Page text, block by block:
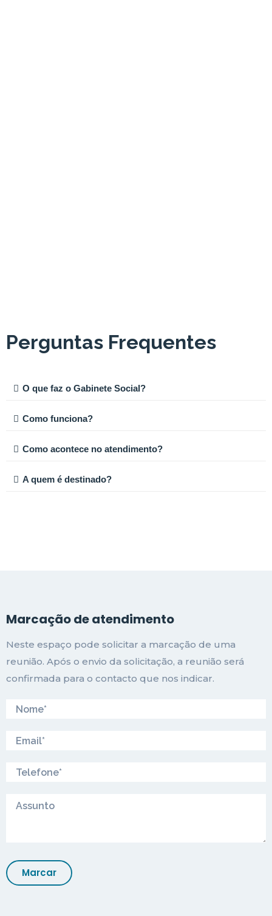
Perguntas Frequentes
O que faz o Gabinete Social?
Como funciona?
Como acontece no atendimento?
A quem é destinado?
Marcação de atendimento
Neste espaço pode solicitar a marcação de uma
reunião. Após o envio da solicitação, a reunião será
confirmada para o contacto que nos indicar.